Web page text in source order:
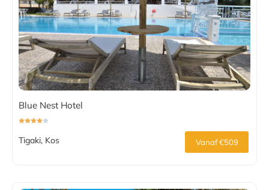
Blue Nest Hotel
Tigaki, Kos Vanaf €509